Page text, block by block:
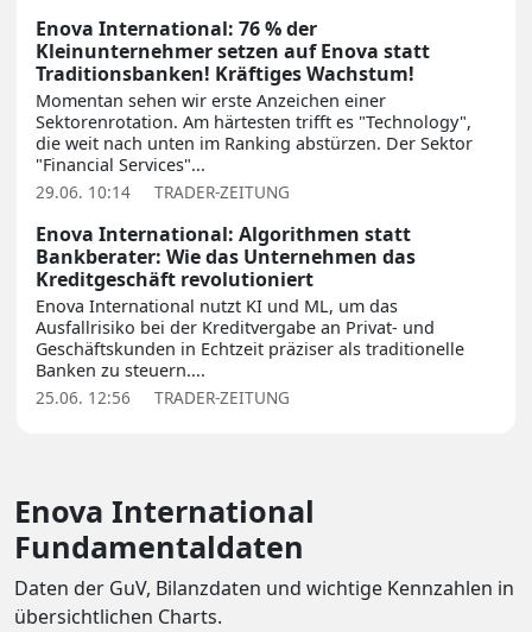
Enova International: 76 % der
Kleinunternehmer setzen auf Enova statt
Traditionsbanken! Kräftiges Wachstum!
Momentan sehen wir erste Anzeichen einer
Sektorenrotation. Am härtesten trifft es "Technology",
die weit nach unten im Ranking abstürzen. Der Sektor
"Financial Services"...
29.06. 10:14
TRADER-ZEITUNG
Enova International: Algorithmen statt
Bankberater: Wie das Unternehmen das
Kreditgeschäft revolutioniert
Enova International nutzt KI und ML, um das
Ausfallrisiko bei der Kreditvergabe an Privat- und
Geschäftskunden in Echtzeit präziser als traditionelle
Banken zu steuern....
25.06. 12:56
TRADER-ZEITUNG
Enova International
Fundamentaldaten
Daten der GuV, Bilanzdaten und wichtige Kennzahlen in
übersichtlichen Charts.